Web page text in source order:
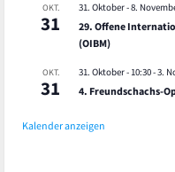
OKT.
31
31. Oktober-8.
29. Offene
(OIBM)
OKT.
31
31. Oktober - 10:30-3.
4. Freundschachs-
Kalender anzeigen